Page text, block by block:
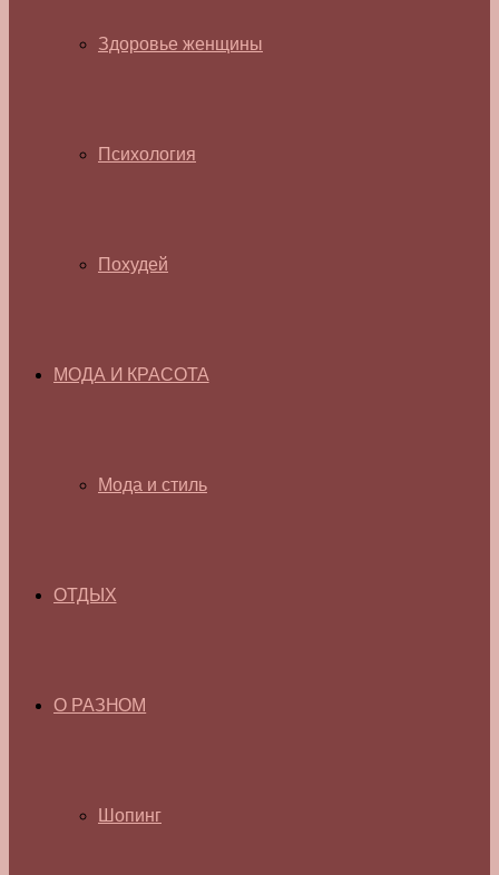
Здоровье женщины
Психология
Похудей
МОДА И КРАСОТА
Мода и стиль
ОТДЫХ
О РАЗНОМ
Шопинг